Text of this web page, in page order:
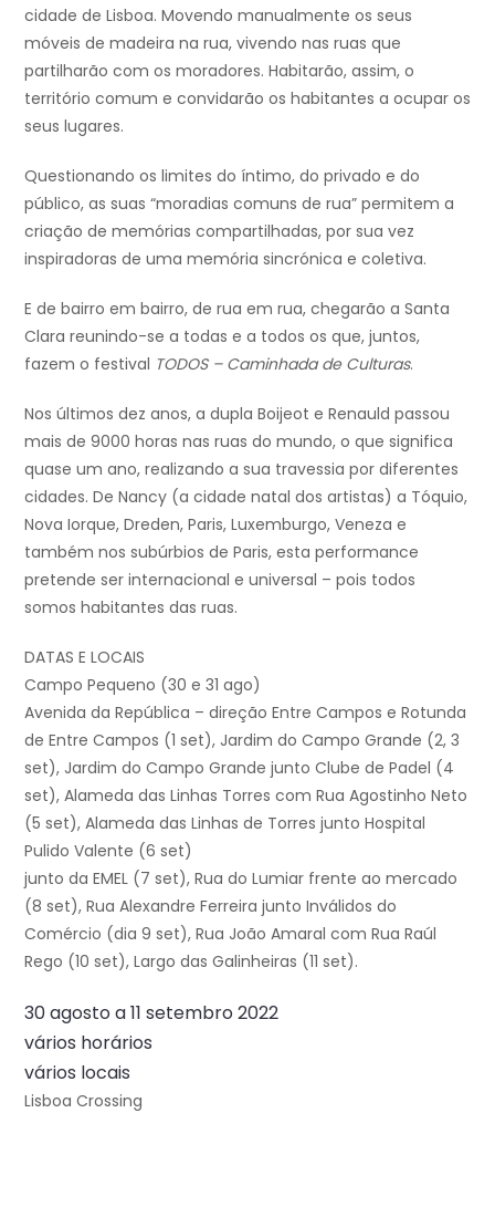
cidade de Lisboa. Movendo manualmente os seus
móveis de madeira na rua, vivendo nas ruas que
partilharão com os moradores. Habitarão, assim, o
território comum e convidarão os habitantes a ocupar os
seus lugares.
Questionando os limites do íntimo, do privado e do
público, as suas “moradias comuns de rua” permitem a
criação de memórias compartilhadas, por sua vez
inspiradoras de uma memória sincrónica e coletiva.
E de bairro em bairro, de rua em rua, chegarão a Santa
Clara reunindo-se a todas e a todos os que, juntos,
fazem o festival TODOS – Caminhada de Culturas.
Nos últimos dez anos, a dupla Boijeot e Renauld passou
mais de 9000 horas nas ruas do mundo, o que significa
quase um ano, realizando a sua travessia por diferentes
cidades. De Nancy (a cidade natal dos artistas) a Tóquio,
Nova Iorque, Dreden, Paris, Luxemburgo, Veneza e
também nos subúrbios de Paris, esta performance
pretende ser internacional e universal – pois todos
somos habitantes das ruas.
DATAS E LOCAIS
Campo Pequeno (30 e 31 ago)
Avenida da República – direção Entre Campos e Rotunda
de Entre Campos (1 set), Jardim do Campo Grande (2, 3
set), Jardim do Campo Grande junto Clube de Padel (4
set), Alameda das Linhas Torres com Rua Agostinho Neto
(5 set), Alameda das Linhas de Torres junto Hospital
Pulido Valente (6 set)
junto da EMEL (7 set), Rua do Lumiar frente ao mercado
(8 set), Rua Alexandre Ferreira junto Inválidos do
Comércio (dia 9 set), Rua João Amaral com Rua Raúl
Rego (10 set), Largo das Galinheiras (11 set).
30 agosto a 11 setembro 2022
vários horários
vários locais
Lisboa Crossing